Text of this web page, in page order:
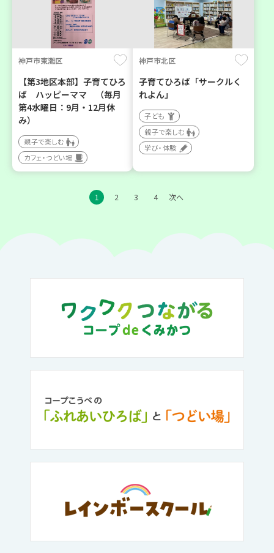
神戸市東灘区
【第3地区本部】子育てひろ
ば ハッピーママ （毎月
第4水曜日：9月・12月休
み）
親子で楽しむ
カフェ・つどい場
神戸市北区
子育てひろば「サークルく
れよん」
子ども
親子で楽しむ
学び・体験
1 2 3 4 次へ